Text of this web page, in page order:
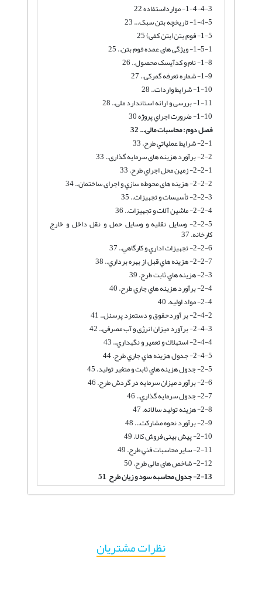
1-4-4-3- موارداستفاده 22
1-4-5- تاریخچه بتن سبک... 23
1-5- فوم بتن(بتن کفی) 25
1-5-1- ویژگی های عمده فوم بتن.. 25
1-8- نام و کدآیسک محصول.. 26
1-9- شماره تعرفه گمرکی.. 27
1-10- شرایط واردات.. 28
1-11- بررسی و ارائه استاندارد ملی.. 28
1-10- ضرورت اجراي پروژه 30
فصل دوم :محاسبات مالی...
32
2-1- شرايط عملياتي طرح. 33
2-2- برآورد هزینه های سرمایه گذاری.. 33
2-2-1- زمين محل اجراي طرح. 33
2-2-2- هزینه های محوطه سازي و اجرای ساختمان.. 34
2-2-3- تأسيسات و تجهيزات.. 35
2-2-4- ماشین آلات و تجهیزات.. 36
2-2-5- وسايل نقليه و وسايل حمل و نقل داخل و خارج
كارخانه. 37
2-2-6- تجهيزات اداري و كارگاهي.. 37
2-2-7- هزينه هاي قبل از بهره برداري.. 38
2-3- هزينه هاي ثابت طرح. 39
2-4- برآورد هزينه هاي جاري طرح. 40
2-4- مواد اوليه. 40
2-4-2- بر آوردحقوق و دستمزد پرسنل.. 41
2-4-3- برآورد میزان انرژی و آب مصرفی.. 42
2-4-4- استهلاك و تعمير و نگهداري.. 43
2-4-5- جدول هزينه هاي جاري طرح. 44
2-5- جدول هزينه هاي ثابت و متغير توليد. 45
2-6- برآورد میزان سرمایه در گردش طرح. 46
2-7- جدول سرمايه گذاري.. 46
2-8- هزینه تولید سالانه. 47
2-9- برآورد نحوه مشارکت... 48
2-10- پیش بینی فروش کالا. 49
2-11- ساير محاسبات فني طرح. 49
2-12- شاخص های مالی طرح. 50
2-13- جدول محاسبه سود و زیان طرح 51
نظرات مشتریان